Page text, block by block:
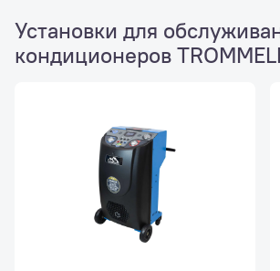
Установки для
кондиционеров